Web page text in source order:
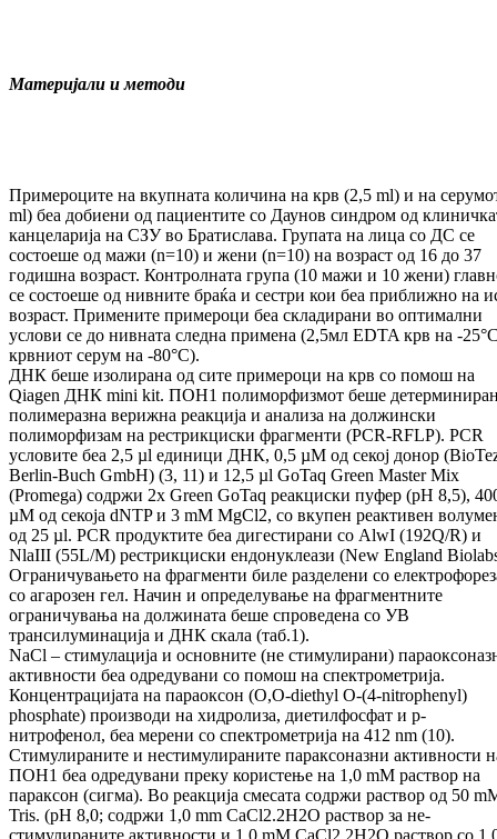
Материјали и методи
Примероците на вкупната количина на крв (2,5 ml) и на
ml) беа добиени од пациентите со Даунов синдром од
канцеларија на СЗУ во Братислава. Групата на лица со ДС се
состоеше од мажи (n=10) и жени (n=10) на возраст од 16 до 37
годишна возраст. Контролната група (10 мажи и 10 жени)
се состоеше од нивните браќа и сестри кои беа приближно на
возраст. Примените примероци беа складирани во оптимални
услови се до нивната следна примена (2,5мл EDTA крв на -
крвниот серум на -80°C).
ДНК беше изолирана од сите примероци на крв со помош на
Qiagen ДНК mini kit. ПОН1 полиморфизмот беше
полимеразна верижна реакција и анализа на должински
полиморфизам на рестрикциски фрагменти (PCR-RFLP). PCR
условите беа 2,5 µl единици ДНК, 0,5 µM од секој донор
Berlin-Buch GmbH) (3, 11) и 12,5 µl GoTaq Green Master Mix
(Promega) содржи 2x Green GoTaq реакциски пуфер (pH 8,5),
µM од секоја dNTP и 3 mM MgCl2, со вкупен реактивен
од 25 µl. PCR продуктите беа дигестирани со AlwI (192Q/R) и
NlaIII (55L/M) рестрикциски ендонуклеази (New England
Ограничувањето на фрагменти биле разделени со
со агарозен гел. Начин и определување на фрагментните
ограничувања на должината беше спроведена со УВ
трансилуминација и ДНК скала (таб.1).
NaCl – стимулација и основните (не стимулирани)
активности беа одредувани со помош на спектрометрија.
Концентрацијата на параоксон (O,O-diethyl O-(4-nitrophenyl)
phosphate) производи на хидролиза, диетилфосфат и p-
нитрофенол, беа мерени со спектрометрија на 412 nm (10).
Стимулираните и нестимулираните параксоназни активности
ПОН1 беа одредувани преку користење на 1,0 mM раствор на
параксон (сигма). Во реакција смесата содржи раствор од 50
Tris. (pH 8,0; содржи 1,0 mm CaCl2.2H2O раствор за не-